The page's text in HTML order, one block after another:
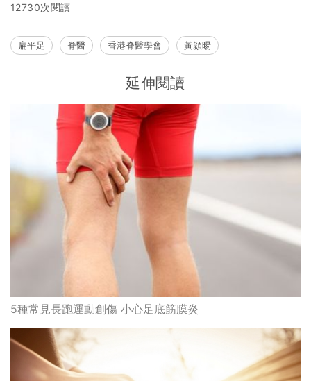
12730次閱讀
扁平足 脊醫 香港脊醫學會 黃頴暘
延伸閱讀
5種常見長跑運動創傷 小心足底筋膜炎